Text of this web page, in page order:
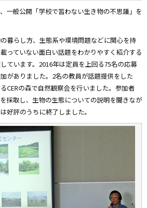
一般公開「学校で習わない生き物の不思議」を
暮らし方、生態系や環境問題などに関心を持
っていない面白い話題をわかりやすく紹介する
ています。2016年は定員を上回る75名の応募
がありました。2名の教員が話題提供をした
CERの森で自然観察会を行いました。参加者
採取し、生物の生態についての説明を聞きなが
好評のうちに終了しました。